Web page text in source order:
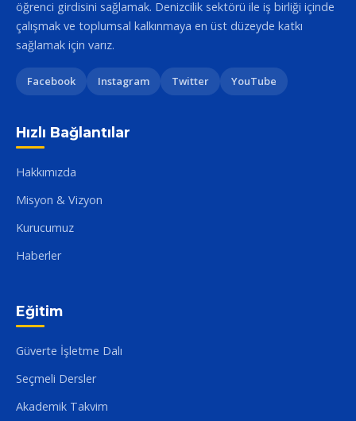
öğrenci girdisini sağlamak. Denizcilik sektörü ile iş birliği içinde
çalışmak ve toplumsal kalkınmaya en üst düzeyde katkı
sağlamak için varız.
Facebook Instagram Twitter YouTube
Hızlı Bağlantılar
Hakkımızda
Misyon & Vizyon
Kurucumuz
Haberler
Eğitim
Güverte İşletme Dalı
Seçmeli Dersler
Akademik Takvim